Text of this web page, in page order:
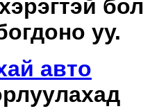
бол
уу.
авто